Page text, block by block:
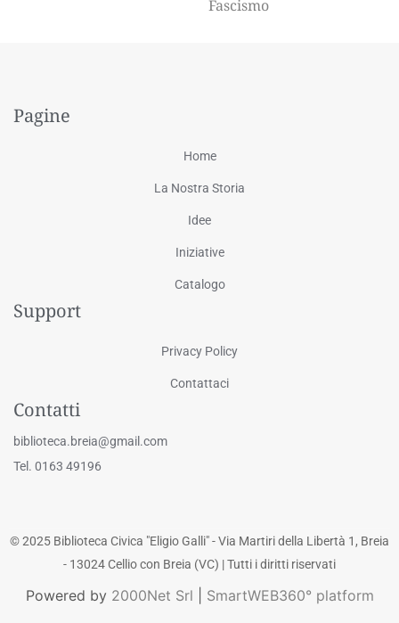
Fascismo
Pagine
Home
La Nostra Storia
Idee
Iniziative
Catalogo
Support
Privacy Policy
Contattaci
Contatti
biblioteca.breia@gmail.com
Tel. 0163 49196
© 2025 Biblioteca Civica "Eligio Galli" - Via Martiri della Libertà 1, Breia
- 13024 Cellio con Breia (VC) | Tutti i diritti riservati
Powered by 2000Net Srl SmartWEB360° platform